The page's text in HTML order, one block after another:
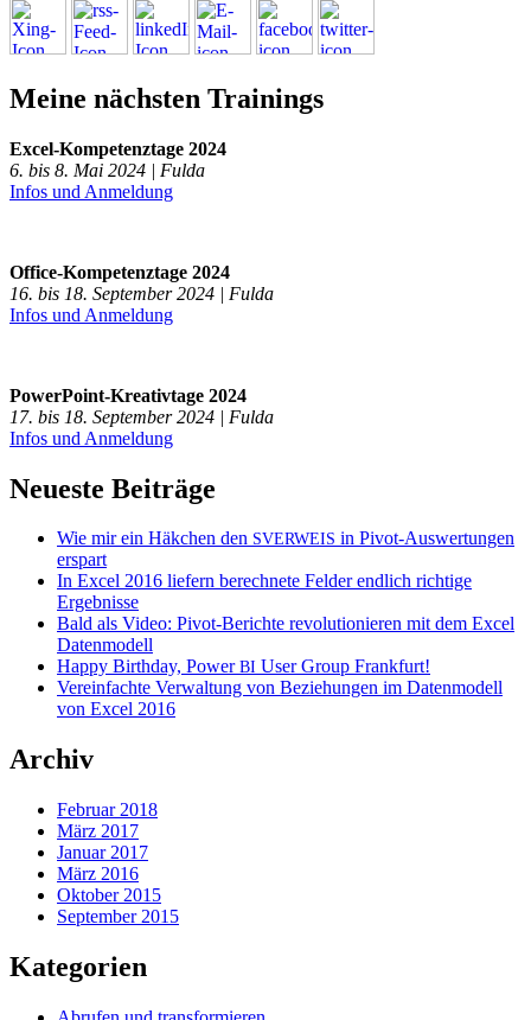
Meine nächsten Trainings
Excel-Kompetenztage 2024
6. bis 8. Mai 2024 | Fulda
Infos und Anmeldung
Office-Kompetenztage 2024
16. bis 18. September 2024 | Fulda
Infos und Anmeldung
PowerPoint-Kreativtage 2024
17. bis 18. September 2024 | Fulda
Infos und Anmeldung
Neueste Beiträge
Wie mir ein Häkchen den SVERWEIS in Pivot-Auswertungen
erspart
In Excel 2016 liefern berechnete Felder endlich richtige
Ergebnisse
Bald als Video: Pivot-Berichte revolutionieren mit dem Excel
Datenmodell
Happy Birthday, PowerBI User Group Frankfurt!
Vereinfachte Verwaltung von Beziehungen im Datenmodell
von Excel 2016
Archiv
Februar 2018
März 2017
Januar 2017
März 2016
Oktober 2015
September 2015
Kategorien